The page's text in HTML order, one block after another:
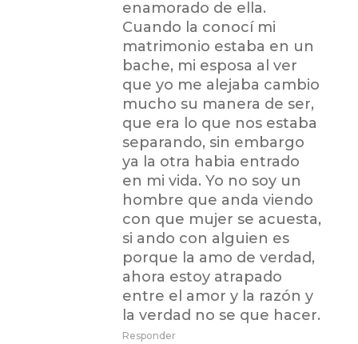
enamorado de ella.
Cuando la conocí mi
matrimonio estaba en un
bache, mi esposa al ver
que yo me alejaba cambio
mucho su manera de ser,
que era lo que nos estaba
separando, sin embargo
ya la otra habia entrado
en mi vida. Yo no soy un
hombre que anda viendo
con que mujer se acuesta,
si ando con alguien es
porque la amo de verdad,
ahora estoy atrapado
entre el amor y la razón y
la verdad no se que hacer.
Responder